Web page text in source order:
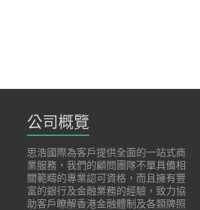
公司概覽
思浩國際為客戶提供全面的一站式商
業服務，我們的顧問團隊不單具備相
關範疇的專業認可資格，而且擁有豐
富的銀行及金融業務的經驗，致力協
助客戶瞭解香港金融體制及各類牌照